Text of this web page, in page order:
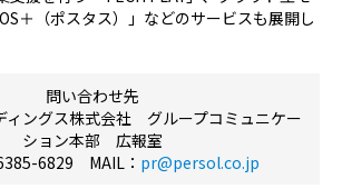
＋（ポスタス）」などのサービスも展開し
問い合わせ先
ィングス株式会社 グループコミュニケー
ション本部 広報室
6829 MAIL： pr@persol.co.jp